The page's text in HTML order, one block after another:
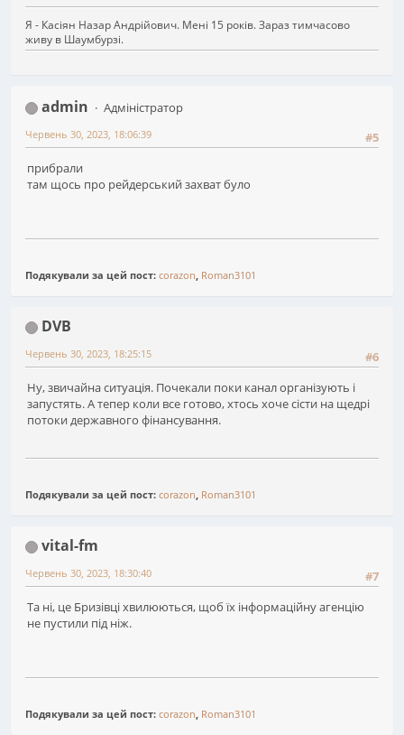
Я - Касіян Назар Андрійович. Мені 15 років. Зараз тимчасово
живу в Шаумбурзі.
admin
Адміністратор
#5
Червень 30, 2023, 18:06:39
прибрали
там щось про рейдерський захват було
Подякували за цей пост: corazon Roman3101
DVB
#6
Червень 30, 2023, 18:25:15
Ну, звичайна ситуація. Почекали поки канал організують і
запустять. А тепер коли все готово, хтось хоче сісти на щедрі
потоки державного фінансування.
Подякували за цей пост: corazon Roman3101
vital-fm
#7
Червень 30, 2023, 18:30:40
Та ні, це Бризівці хвилюються, щоб їх інформаційну агенцію
не пустили під ніж.
Подякували за цей пост: corazon Roman3101